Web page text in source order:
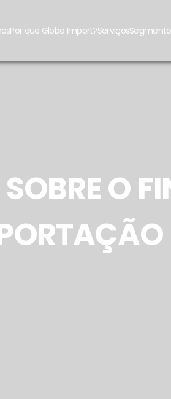
Por que Globo Import?Serviços
O